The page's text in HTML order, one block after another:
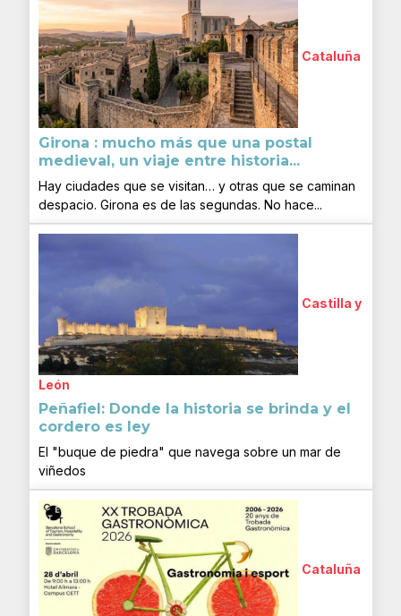
Cataluña
Girona : mucho más que una postal
medieval, un viaje entre historia...
Hay ciudades que se visitan… y otras que se caminan
despacio. Girona es de las segundas. No hace...
Castilla y
León
Peñafiel: Donde la historia se brinda y el
cordero es ley
El "buque de piedra" que navega sobre un mar de
viñedos
Cataluña